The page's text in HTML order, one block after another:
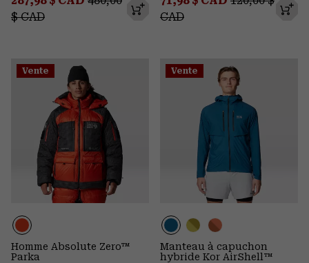
$ CAD
CAD
Vente
Homme Absolute Zero™
Parka
Vente
Manteau à capuchon
hybride Kor AirShell™